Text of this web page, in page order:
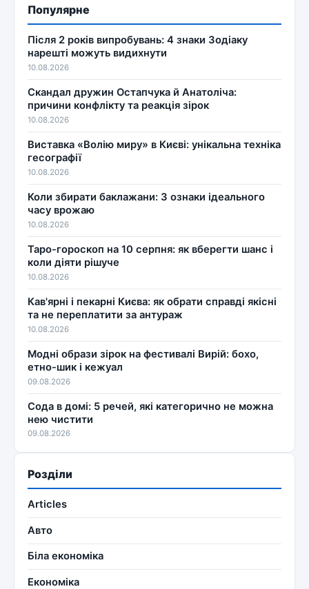
Популярне
Після 2 років випробувань: 4 знаки Зодіаку
нарешті можуть видихнути
10.08.2026
Скандал дружин Остапчука й Анатоліча:
причини конфлікту та реакція зірок
10.08.2026
Виставка «Волію миру» в Києві: унікальна техніка
гесографії
10.08.2026
Коли збирати баклажани: 3 ознаки ідеального
часу врожаю
10.08.2026
Таро-гороскоп на 10 серпня: як вберегти шанс і
коли діяти рішуче
10.08.2026
Кав'ярні і пекарні Києва: як обрати справді якісні
та не переплатити за антураж
10.08.2026
Модні образи зірок на фестивалі Вирій: бохо,
етно-шик і кежуал
09.08.2026
Сода в домі: 5 речей, які категорично не можна
нею чистити
09.08.2026
Розділи
Articles
Авто
Біла економіка
Економіка